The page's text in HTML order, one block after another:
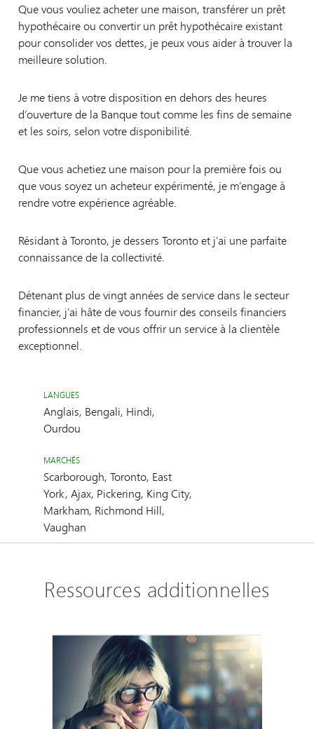
Que vous vouliez acheter une maison, transférer un prêt
hypothécaire ou convertir un prêt hypothécaire existant
pour consolider vos dettes, je peux vous aider à trouver la
meilleure solution.
Je me tiens à votre disposition en dehors des heures
d’ouverture de la Banque tout comme les fins de semaine
et les soirs, selon votre disponibilité.
Que vous achetiez une maison pour la première fois ou
que vous soyez un acheteur expérimenté, je m’engage à
rendre votre expérience agréable.
Résidant à Toronto, je dessers Toronto et j’ai une parfaite
connaissance de la collectivité.
Détenant plus de vingt années de service dans le secteur
financier, j’ai hâte de vous fournir des conseils financiers
professionnels et de vous offrir un service à la clientèle
exceptionnel.
LANGUES
Anglais, Bengali, Hindi,
Ourdou
MARCHÉS
Scarborough, Toronto, East
York, Ajax, Pickering, King City,
Markham, Richmond Hill,
Vaughan
Ressources additionnelles